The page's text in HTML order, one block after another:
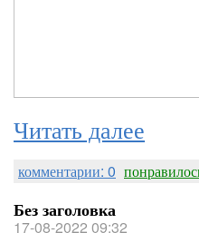
Читать далее
комментарии: 0
Без заголовка
17-08-2022 09:32